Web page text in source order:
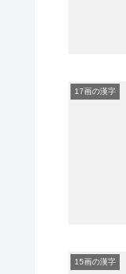
17画の漢字
15画の漢字